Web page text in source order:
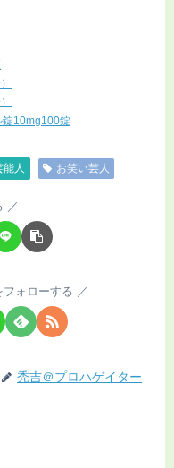
10mg100錠
能人 お笑い芸人
ォローする
禿吉＠プロハゲイター